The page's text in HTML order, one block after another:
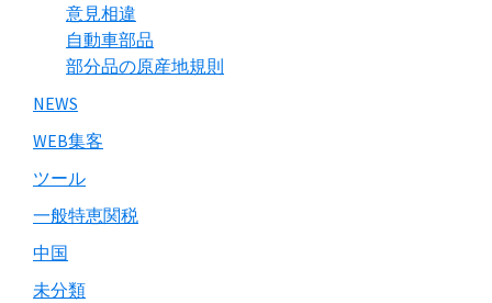
意見相違
自動車部品
部分品の原産地規則
NEWS
WEB集客
ツール
一般特恵関税
中国
未分類